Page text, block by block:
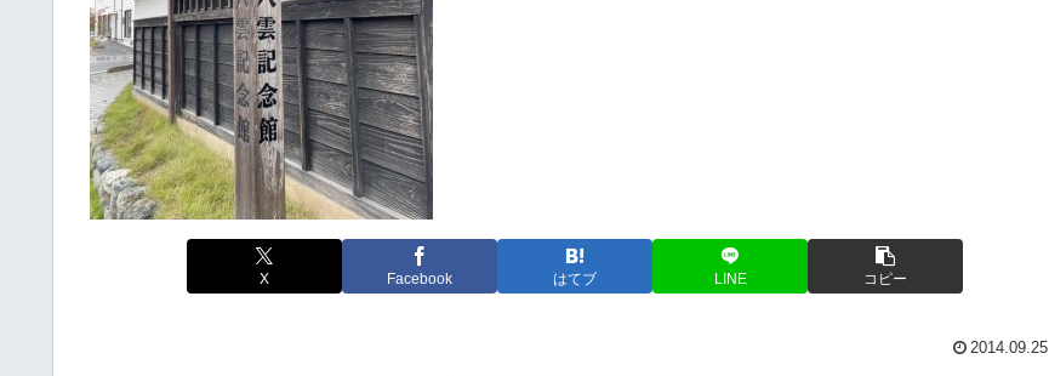
X Facebook はてブ LINE コピー
2014.09.25